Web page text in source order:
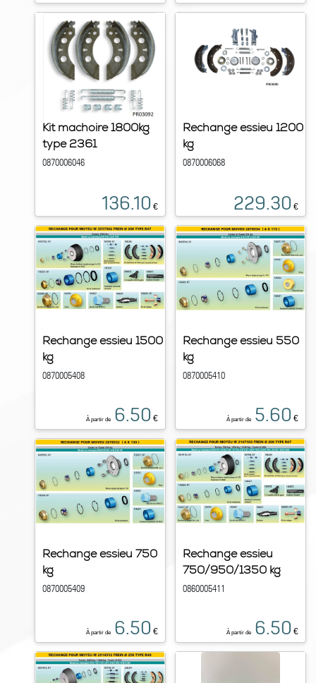
Kit machoire 1800kg
type 2361
0870006046
136.10 €
Rechange essieu 1200
kg
0870006068
229.30 €
Rechange essieu 1500
kg
0870005408
À partir de 6.50 €
Rechange essieu 550
kg
0870005410
À partir de 5.60 €
Rechange essieu 750
kg
0870005409
À partir de 6.50 €
Rechange essieu
750/950/1350 kg
0860005411
À partir de 6.50 €